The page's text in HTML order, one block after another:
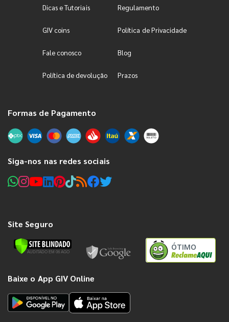
Dicas e Tutoriais Regulamento
GIV coins Política de Privacidade
Fale conosco Blog
Política de devolução Prazos
Formas de Pagamento
Siga-nos nas redes sociais
Site Seguro
ÓTIMO
Baixe o App GIV Online